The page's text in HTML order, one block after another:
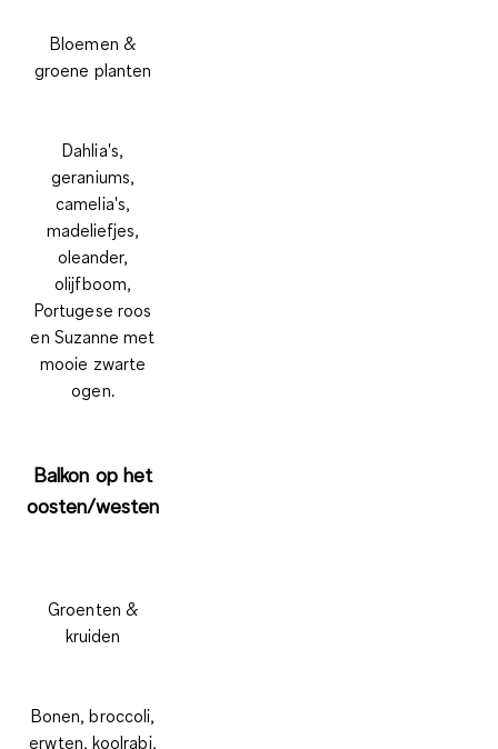
Bloemen &
groene planten
Dahlia's,
geraniums,
camelia's,
madeliefjes,
oleander,
olijfboom,
Portugese roos
en Suzanne met
mooie zwarte
ogen.
Balkon op het
oosten/westen
Groenten &
kruiden
Bonen, broccoli,
erwten, koolrabi,